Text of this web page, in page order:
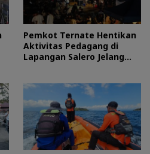
Pemkot Ternate Hentikan
Aktivitas Pedagang di
Lapangan Salero Jelang